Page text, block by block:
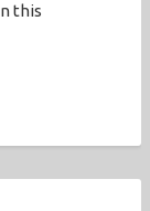
this